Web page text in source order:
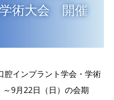
術大会 開催
インプラント学会・学術
9月22日（日）の会期